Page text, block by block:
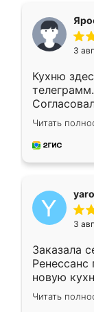
3
Кухню
недели
довольны
мебель за
Читать
3
Заказала
Ренессанс
новую
вполне
два года,
Читать